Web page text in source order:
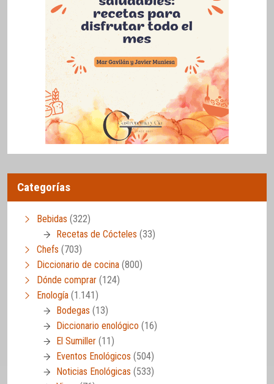
Categorías
Bebidas (322)
Recetas de Cócteles (33)
Chefs (703)
Diccionario de cocina (800)
Dónde comprar (124)
Enología (1.141)
Bodegas (13)
Diccionario enológico (16)
El Sumiller (11)
Eventos Enológicos (504)
Noticias Enológicas (533)